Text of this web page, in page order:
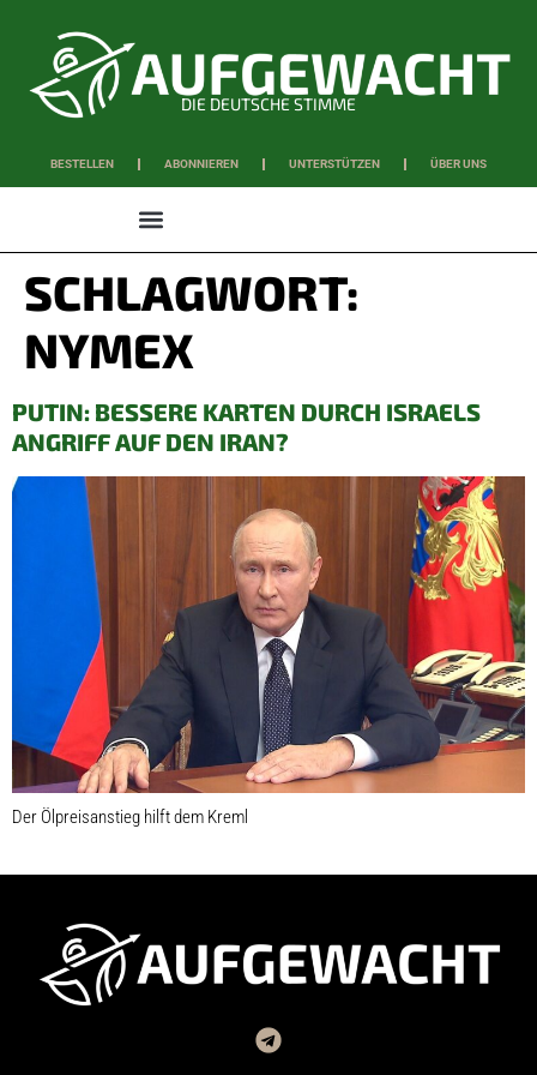
DIE DEUTSCHE STIMME
BESTELLEN ABONNIEREN UNTERSTÜTZEN ÜBER UNS
SCHLAGWORT:
NYMEX
PUTIN: BESSERE KARTEN DURCH ISRAELS
ANGRIFF AUF DEN IRAN?
Der Ölpreisanstieg hilft dem Kreml